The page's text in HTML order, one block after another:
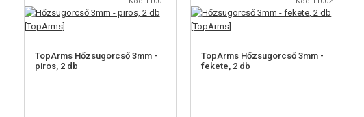
TopArms Hőzsugorcső 3mm -
piros, 2 db
TopArms Hőzsugorcső 3mm -
fekete, 2 db